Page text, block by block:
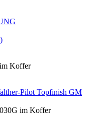
Koffer
Pilot Topfinish GM
im Koffer